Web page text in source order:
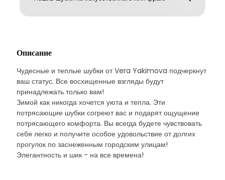
Описание
Чудесные и теплые шубки от Vera Yakimova подчеркнут
ваш статус. Все восхищенные взгляды будут
принадлежать только вам!
Зимой как никогда хочется уюта и тепла. Эти
потрясающие шубки согреют вас и подарят ощущение
потрясающего комфорта. Вы всегда будете чувствовать
себя легко и получите особое удовольствие от долгих
прогулок по заснеженным городским улицам!
Элегантность и шик - на все времена!